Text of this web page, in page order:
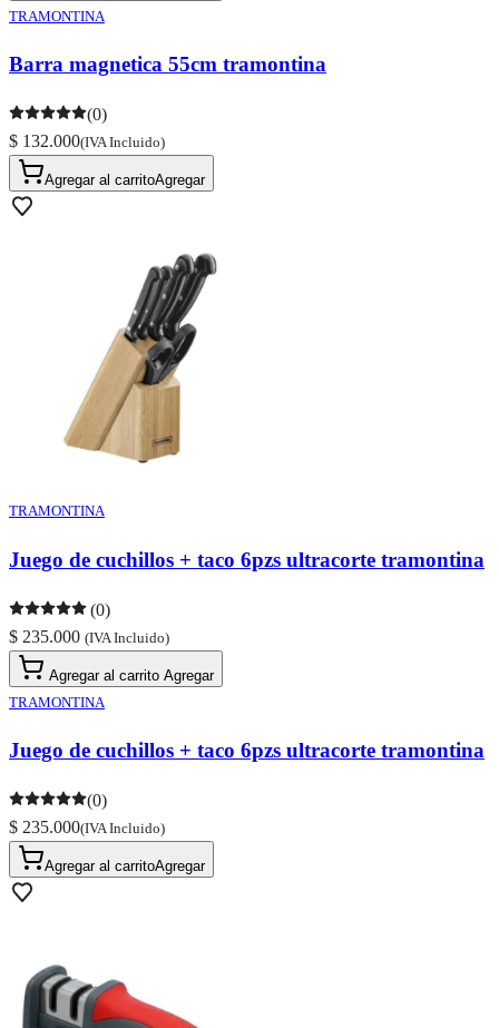
TRAMONTINA
Barra magnetica 55cm tramontina
(0)
$ 132.000(IVA Incluido)
Agregar al carritoAgregar
TRAMONTINA
Juego de cuchillos + taco 6pzs ultracorte tramontina
(0)
$ 235.000 (IVA Incluido)
Agregar al carrito Agregar
TRAMONTINA
Juego de cuchillos + taco 6pzs ultracorte tramontina
(0)
$ 235.000(IVA Incluido)
Agregar al carritoAgregar